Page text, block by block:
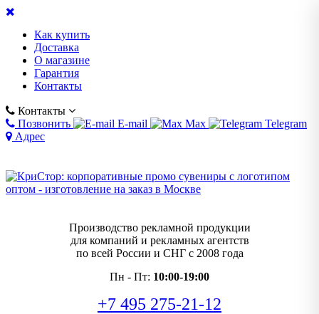
Как купить
Доставка
О магазине
Гарантия
Контакты
Контакты
Позвонить
E-mail Max
Telegram
Адрес
Производство рекламной продукции
для компаний и рекламных агентств
по всей России и СНГ с 2008 года
Пн - Пт: 10:00-19:00
+7 495 275-21-12